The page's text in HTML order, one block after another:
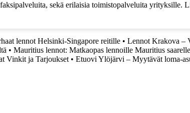
sekä erilaisia toimistopalveluita yrityksille.
lennot Helsinki-Singapore reitille • Lennot Krakova –
• Mauritius lennot: Matkaopas lennoille Mauritius saarelle
Vinkit ja Tarjoukset • Etuovi Ylöjärvi – Myytävät loma-